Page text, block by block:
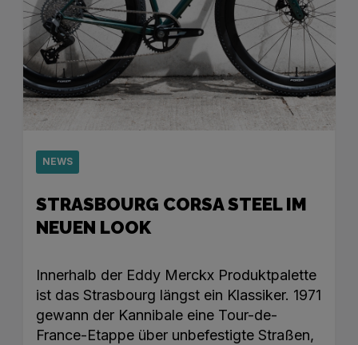
NEWS
STRASBOURG CORSA STEEL IM
NEUEN LOOK
Innerhalb der Eddy Merckx Produktpalette
ist das Strasbourg längst ein Klassiker. 1971
gewann der Kannibale eine Tour-de-
France-Etappe über unbefestigte Straßen,